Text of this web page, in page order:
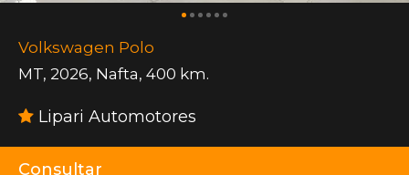
Volkswagen Polo
MT, 2026, Nafta, 400 km.
Lipari Automotores
Consultar